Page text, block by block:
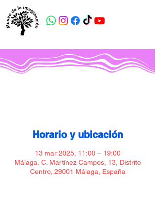
Horario y ubicación
13 mar 2025, 11:00 – 19:00
Málaga, C. Martínez Campos, 13, Distrito
Centro, 29001 Málaga, España